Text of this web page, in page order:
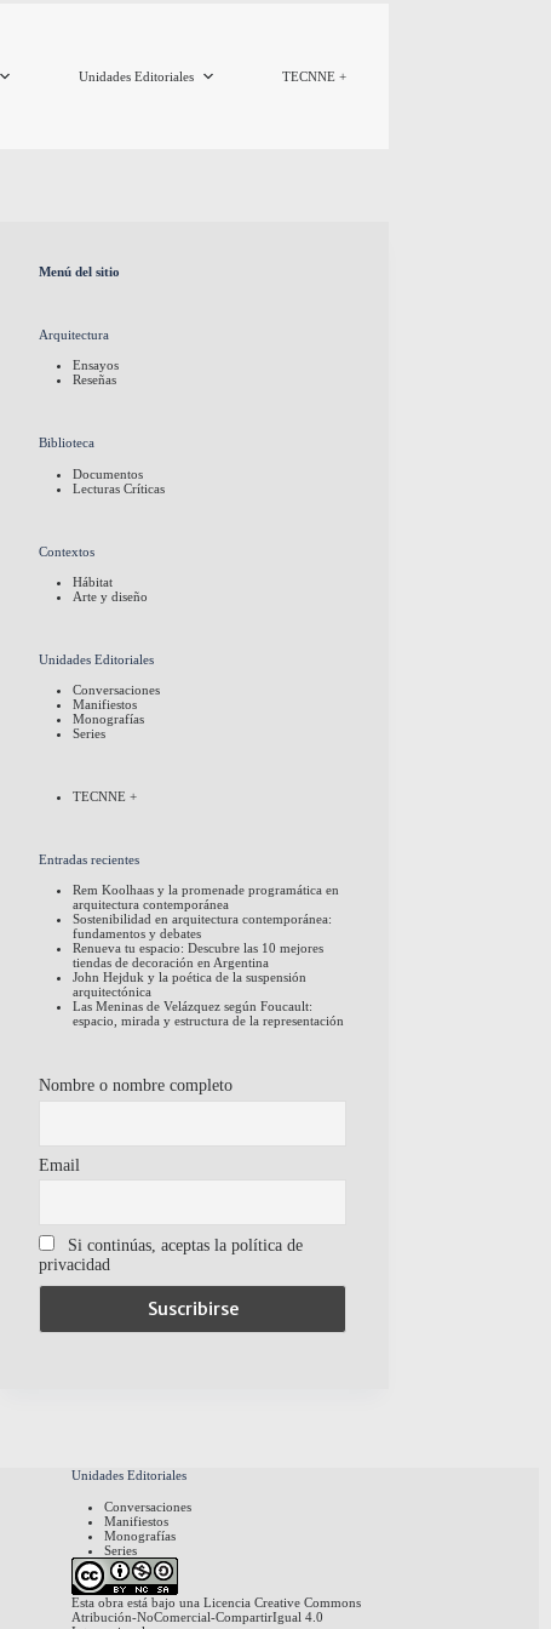
Unidades Editoriales TECNNE +
Menú del sitio
Arquitectura
Ensayos
Reseñas
Biblioteca
Documentos
Lecturas Críticas
Contextos
Hábitat
Arte y diseño
Unidades Editoriales
Conversaciones
Manifiestos
Monografías
Series
TECNNE +
Entradas recientes
Rem Koolhaas y la promenade programática en
arquitectura contemporánea
Sostenibilidad en arquitectura contemporánea:
fundamentos y debates
Renueva tu espacio: Descubre las 10 mejores
tiendas de decoración en Argentina
John Hejduk y la poética de la suspensión
arquitectónica
Las Meninas de Velázquez según Foucault:
espacio, mirada y estructura de la representación
Nombre o nombre completo
Email
Si continúas, aceptas la política de
privacidad
Unidades Editoriales
Conversaciones
Manifiestos
Monografías
Series
Esta obra está bajo una Licencia Creative Commons
Atribución-NoComercial-CompartirIgual 4.0